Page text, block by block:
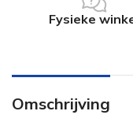
Fysieke
Omschrijving